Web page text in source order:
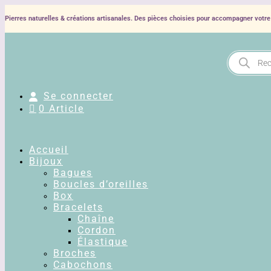
Pierres naturelles & créations artisanales. Des pièces choisies pour accompagner
Recherche
de
produits
Se connecter
0 Article
Accueil
Bijoux
Bagues
Boucles d’oreilles
Box
Bracelets
Chaîne
Cordon
Élastique
Broches
Cabochons